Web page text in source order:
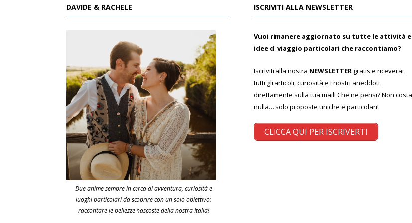
DAVIDE & RACHELE
Due anime sempre in cerca di avventura, curiosità e
luoghi particolari da scoprire con un solo obiettivo:
raccontare le bellezze nascoste della nostra Italia!
ISCRIVITI ALLA NEWSLETTER
Vuoi rimanere aggiornato su tutte le attività e
idee di viaggio particolari che raccontiamo?
Iscriviti alla nostra NEWSLETTER gratis e riceverai
tutti gli articoli, curiosità e i nostri aneddoti
direttamente sulla tua mail! Che ne pensi? Non costa
nulla… solo proposte uniche e particolari!
CLICCA QUI PER ISCRIVERTI